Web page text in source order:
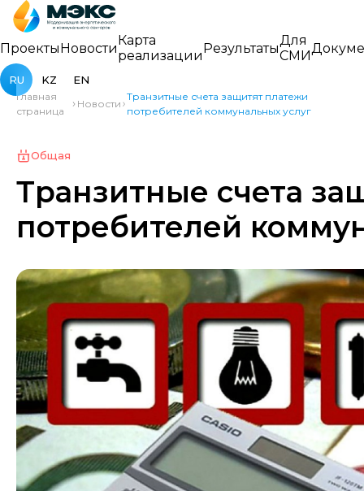
ПроектыНовостиКарта
реализацииРезультатыДля
СМИ
RU KZ EN
Главная
страница
Новости
Транзитные счета защитят платежи
потребителей коммунальных услуг
Общая
Транзитные счета
потребителей